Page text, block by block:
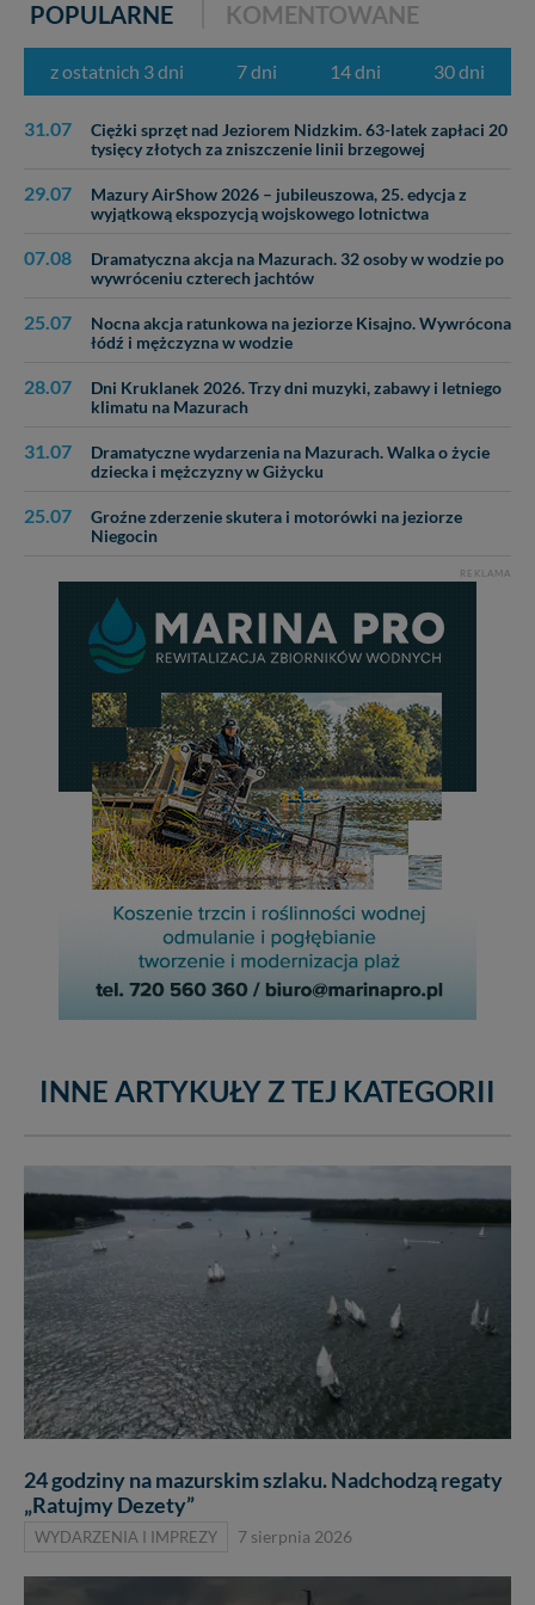
POPULARNE KOMENTOWANE
z ostatnich 3 dni 7 dni 14 dni 30 dni
31.07
Ciężki sprzęt nad Jeziorem Nidzkim. 63-latek zapłaci 20
tysięcy złotych za zniszczenie linii brzegowej
29.07
Mazury AirShow 2026 – jubileuszowa, 25. edycja z
wyjątkową ekspozycją wojskowego lotnictwa
07.08
Dramatyczna akcja na Mazurach. 32 osoby w wodzie po
wywróceniu czterech jachtów
25.07
Nocna akcja ratunkowa na jeziorze Kisajno. Wywrócona
łódź i mężczyzna w wodzie
28.07
Dni Kruklanek 2026. Trzy dni muzyki, zabawy i letniego
klimatu na Mazurach
31.07
Dramatyczne wydarzenia na Mazurach. Walka o życie
dziecka i mężczyzny w Giżycku
25.07
Groźne zderzenie skutera i motorówki na jeziorze
Niegocin
REKLAMA
INNE ARTYKUŁY Z TEJ KATEGORII
24 godziny na mazurskim szlaku. Nadchodzą regaty
„Ratujmy Dezety”
WYDARZENIA I IMPREZY 7 sierpnia 2026
tych plików - w pewnych przypadkach nie możemy tego
zrobić za Ciebie.
Dziękujemy, i życzmy miłego odkrywania Mazur na